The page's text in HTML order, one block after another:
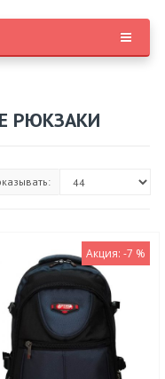
РЮКЗАКИ
Акция: -7 %